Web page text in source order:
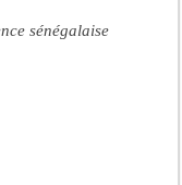
sénégalaise